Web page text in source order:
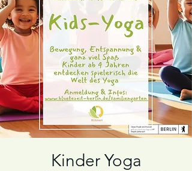
Kinder Yoga